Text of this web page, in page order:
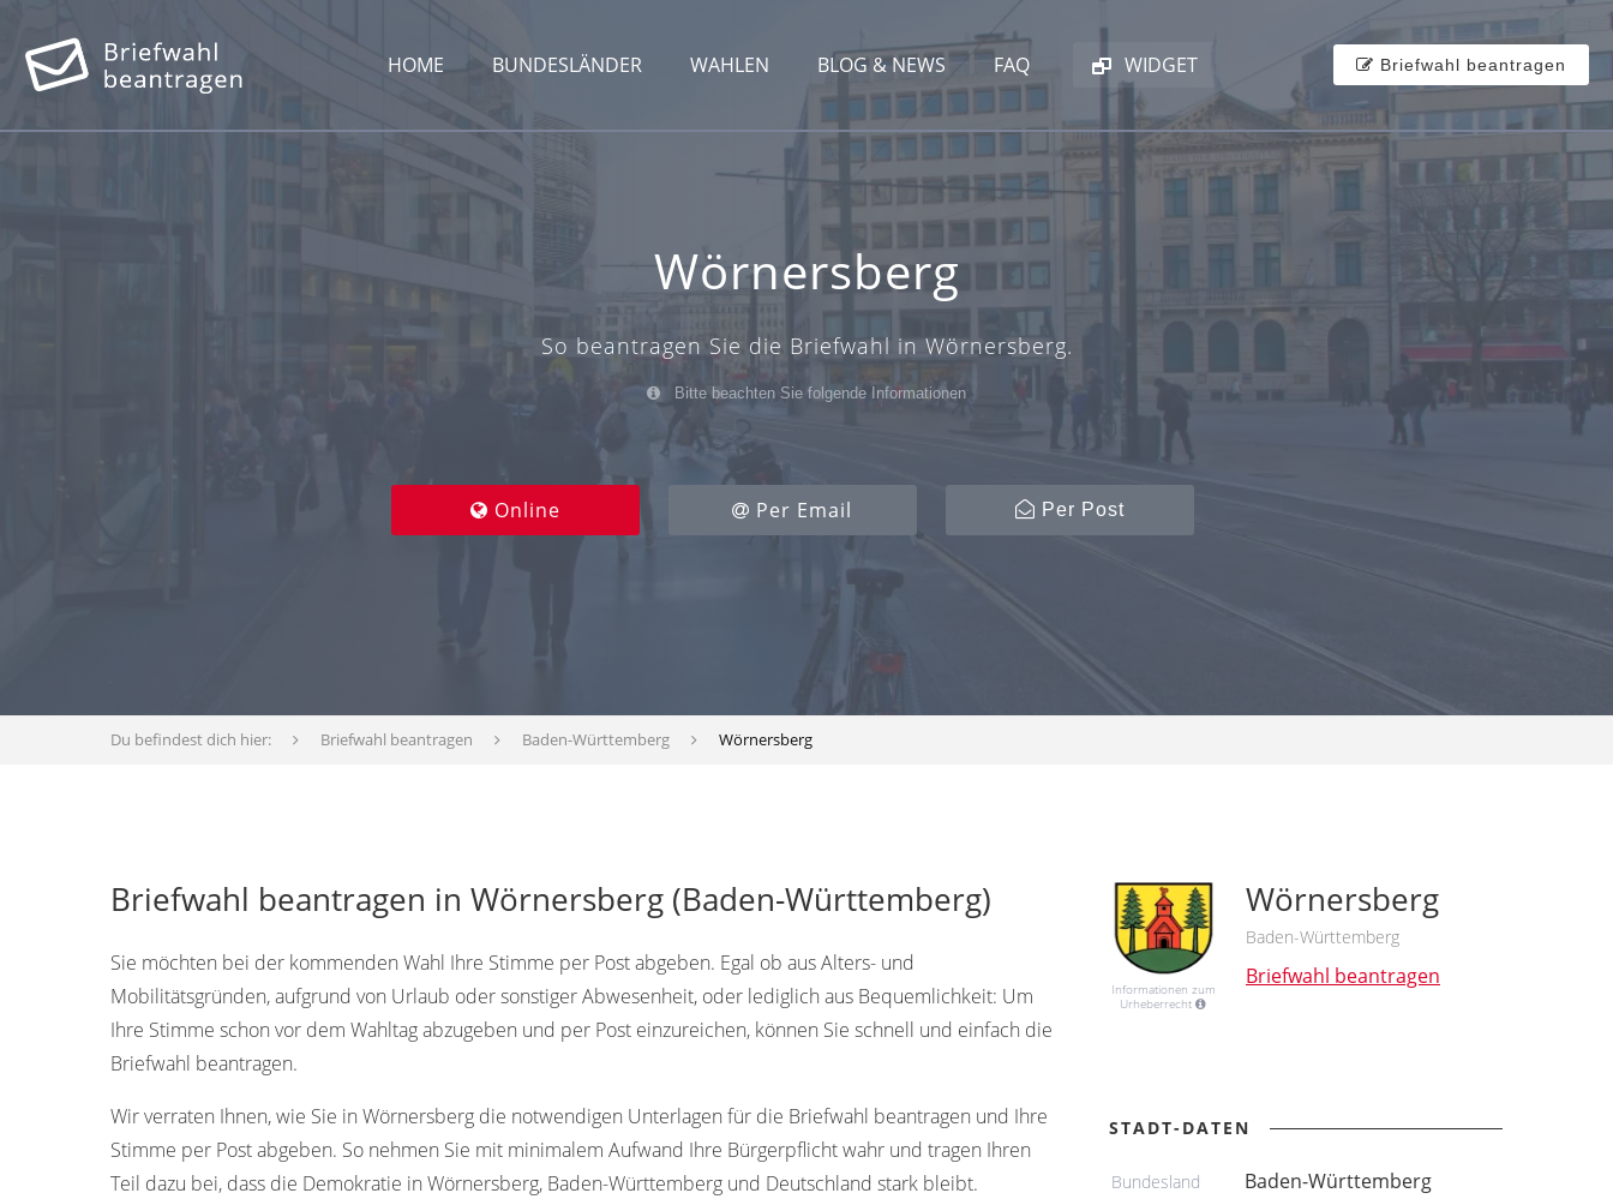
HOME BUNDESLÄNDER WAHLEN BLOG & NEWS FAQ WIDGET Briefwahl beantragen
Wörnersberg
So beantragen Sie die Briefwahl in Wörnersberg.
Bitte beachten Sie folgende Informationen
Online Per Email Per Post
Du befindest dich hier: Briefwahl beantragen Baden-Württemberg Wörnersberg
Briefwahl beantragen in Wörnersberg (Baden-Württemberg)
Sie möchten bei der kommenden Wahl Ihre Stimme per Post abgeben. Egal ob aus Alters- und
Mobilitätsgründen, aufgrund von Urlaub oder sonstiger Abwesenheit, oder lediglich aus Bequemlichkeit: Um
Ihre Stimme schon vor dem Wahltag abzugeben und per Post einzureichen, können Sie schnell und einfach die
Briefwahl beantragen.
Wir verraten Ihnen, wie Sie in Wörnersberg die notwendigen Unterlagen für die Briefwahl beantragen und Ihre
Stimme per Post abgeben. So nehmen Sie mit minimalem Aufwand Ihre Bürgerpflicht wahr und tragen Ihren
Teil dazu bei, dass die Demokratie in Wörnersberg, Baden-Württemberg und Deutschland stark bleibt.
Informationen zum
Urheberrecht
Wörnersberg
Baden-Württemberg
Briefwahl beantragen
STADT-DATEN
Bundesland Baden-Württemberg